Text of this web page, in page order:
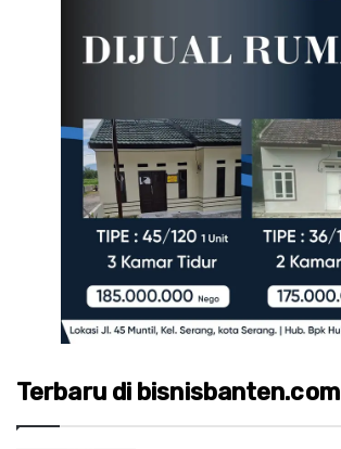
Terbaru di bisnisbanten.com